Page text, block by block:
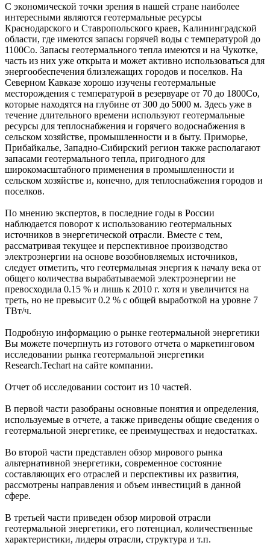
С экономической точки зрения в нашей стране наиболее
интересными являются геотермальные ресурсы
Краснодарского и Ставропольского краев, Калининградской
области, где имеются запасы горячей воды с температурой до
1100Со. Запасы геотермального тепла имеются и на Чукотке,
часть из них уже открыта и может активно использоваться для
энергообеспечения близлежащих городов и поселков. На
Северном Кавказе хорошо изучены геотермальные
месторождения с температурой в резервуаре от 70 до 1800Со,
которые находятся на глубине от 300 до 5000 м. Здесь уже в
течение длительного времени используют геотермальные
ресурсы для теплоснабжения и горячего водоснабжения в
сельском хозяйстве, промышленности и в быту. Приморье,
Прибайкалье, Западно-Сибирский регион также располагают
запасами геотермального тепла, пригодного для
широкомасштабного применения в промышленности и
сельском хозяйстве и, конечно, для теплоснабжения городов и
поселков.
По мнению экспертов, в последние годы в России
наблюдается поворот к использованию геотермальных
источников в энергетической отрасли. Вместе с тем,
рассматривая текущее и перспективное производство
электроэнергии на основе возобновляемых источников,
следует отметить, что геотермальная энергия к началу века от
общего количества вырабатываемой электроэнергии не
превосходила 0.15 % и лишь к 2010 г. хотя и увеличится на
треть, но не превысит 0.2 % с общей выработкой на уровне 7
ТВт/ч.
Подробную информацию о рынке геотермальной энергетики
Вы можете почерпнуть из готового отчета о маркетинговом
исследовании рынка геотермальной энергетики
Research.Techart на сайте компании.
Отчет об исследовании состоит из 10 частей.
В первой части разобраны основные понятия и определения,
используемые в отчете, а также приведены общие сведения о
геотермальной энергетике, ее преимуществах и недостатках.
Во второй части представлен обзор мирового рынка
альтернативной энергетики, современное состояние
составляющих его отраслей и перспективы их развития,
рассмотрены направления и объем инвестиций в данной
сфере.
В третьей части приведен обзор мировой отрасли
геотермальной энергетики, его потенциал, количественные
характеристики, лидеры отрасли, структура и т.п.